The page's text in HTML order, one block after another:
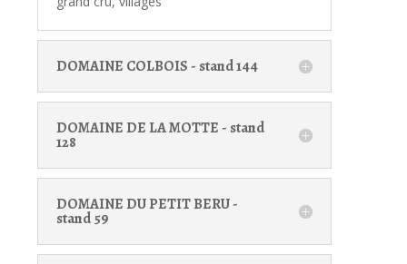
DOMAINE COLBOIS - stand 144
DOMAINE DE LA MOTTE - stand
128
DOMAINE DU PETIT BERU -
stand 59